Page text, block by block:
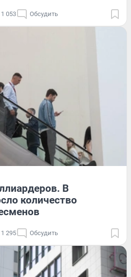
1 053 Обсудить
В
количество
1 295 Обсудить